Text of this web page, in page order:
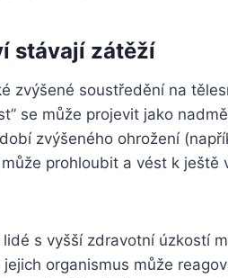
stávají zátěží
zvýšené soustředění na
se může projevit jako
zvýšeného ohrožení
prohloubit a vést k ještě
s vyšší zdravotní úzkostí
organismus může